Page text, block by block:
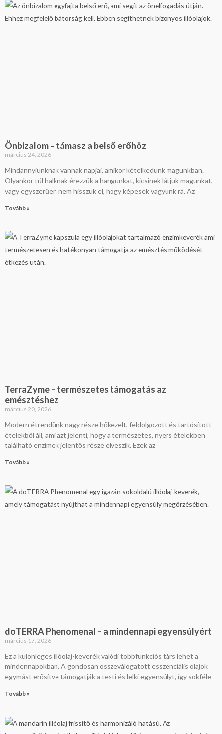
Önbizalom – támasz a belső erőhöz
március 24, 2026
Mindannyiunknak vannak napjai, amikor kételkedünk magunkban.
Olyankor túl halknak érezzük a hangunkat, kicsinek látjuk magunkat,
vagy egyszerűen nem hisszük el, hogy képesek vagyunk rá. Az
Tovább »
TerraZyme – természetes támogatás az
emésztéshez
március 20, 2026
Modern étrendünk nagy része hőkezelt, feldolgozott és tartósított
ételekből áll, ami azt jelenti, hogy a természetes, nyers ételekben
található enzimek jelentős része elveszik. Ezek az
Tovább »
doTERRA Phenomenal – a mindennapi egyensúlyért
március 17, 2026
Ez a különleges illóolaj-keverék valódi többfunkciós társ lehet a
mindennapokban. A gondosan összeválogatott esszenciális olajok
egymást erősítve támogatják a testi és lelki egyensúlyt, így sokféle
Tovább »